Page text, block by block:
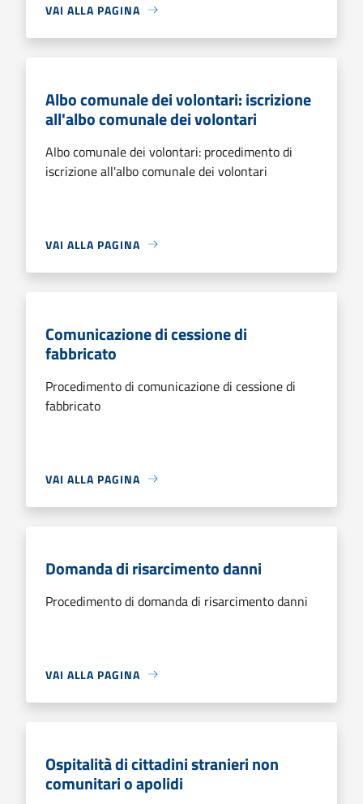
VAI ALLA PAGINA
Albo comunale dei volontari: iscrizione
all'albo comunale dei volontari
Albo comunale dei volontari: procedimento di
iscrizione all'albo comunale dei volontari
VAI ALLA PAGINA
Comunicazione di cessione di
fabbricato
Procedimento di comunicazione di cessione di
fabbricato
VAI ALLA PAGINA
Domanda di risarcimento danni
Procedimento di domanda di risarcimento danni
VAI ALLA PAGINA
Ospitalità di cittadini stranieri non
comunitari o apolidi